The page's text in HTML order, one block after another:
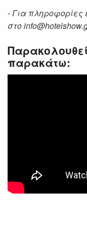
- Για πληροφορίες
στο
παρακάτω: